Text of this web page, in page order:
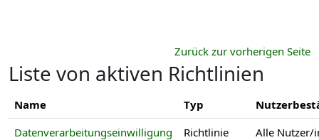
Zurück zur vorherigen Seite
Liste von aktiven Richtlinien
Name Typ
Datenverarbeitungseinwilligung
Richtlinie
Alle Nutzer/